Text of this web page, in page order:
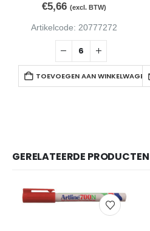
€5,66 (excl. BTW)
Artikelcode: 20777272
TOEVOEGEN AAN WINKELWAGEN
GERELATEERDE PRODUCTEN